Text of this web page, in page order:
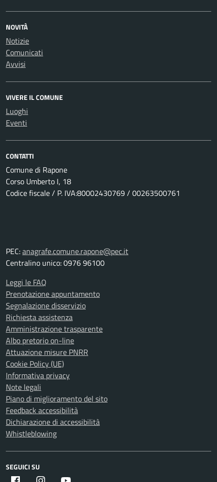
NOVITÀ
Notizie
Comunicati
Avvisi
VIVERE IL COMUNE
Luoghi
Eventi
CONTATTI
Comune di Rapone
Corso Umberto I, 18
Codice fiscale / P. IVA:80002430769 / 00263500761
PEC:anagrafe.comune.rapone@pec.it
Centralino unico: 0976 96100
Leggi le FAQ
Prenotazione appuntamento
Segnalazione disservizio
Richiesta assistenza
Amministrazione trasparente
Albo pretorio on-line
Attuazione misure PNRR
Cookie Policy (UE)
Informativa privacy
Note legali
Piano di miglioramento del sito
Feedback accessibilità
Dichiarazione di accessibilità
Whistleblowing
SEGUICI SU